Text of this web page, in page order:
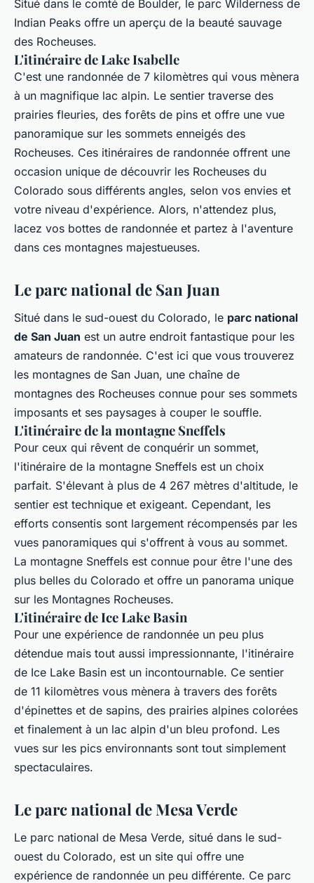
Situé dans le comté de Boulder, le parc Wilderness de
Indian Peaks offre un aperçu de la beauté sauvage
des Rocheuses.
L'itinéraire de Lake Isabelle
C'est une randonnée de 7 kilomètres qui vous mènera
à un magnifique lac alpin. Le sentier traverse des
prairies fleuries, des forêts de pins et offre une vue
panoramique sur les sommets enneigés des
Rocheuses. Ces itinéraires de randonnée offrent une
occasion unique de découvrir les Rocheuses du
Colorado sous différents angles, selon vos envies et
votre niveau d'expérience. Alors, n'attendez plus,
lacez vos bottes de randonnée et partez à l'aventure
dans ces montagnes majestueuses.
Le parc national de San Juan
Situé dans le sud-ouest du Colorado, le parc national
de San Juan est un autre endroit fantastique pour les
amateurs de randonnée. C'est ici que vous trouverez
les montagnes de San Juan, une chaîne de
montagnes des Rocheuses connue pour ses sommets
imposants et ses paysages à couper le souffle.
L'itinéraire de la montagne Sneffels
Pour ceux qui rêvent de conquérir un sommet,
l'itinéraire de la montagne Sneffels est un choix
parfait. S'élevant à plus de 4 267 mètres d'altitude, le
sentier est technique et exigeant. Cependant, les
efforts consentis sont largement récompensés par les
vues panoramiques qui s'offrent à vous au sommet.
La montagne Sneffels est connue pour être l'une des
plus belles du Colorado et offre un panorama unique
sur les Montagnes Rocheuses.
L'itinéraire de Ice Lake Basin
Pour une expérience de randonnée un peu plus
détendue mais tout aussi impressionnante, l'itinéraire
de Ice Lake Basin est un incontournable. Ce sentier
de 11 kilomètres vous mènera à travers des forêts
d'épinettes et de sapins, des prairies alpines colorées
et finalement à un lac alpin d'un bleu profond. Les
vues sur les pics environnants sont tout simplement
spectaculaires.
Le parc national de Mesa Verde
Le parc national de Mesa Verde, situé dans le sud-
ouest du Colorado, est un site qui offre une
expérience de randonnée un peu différente. Ce parc